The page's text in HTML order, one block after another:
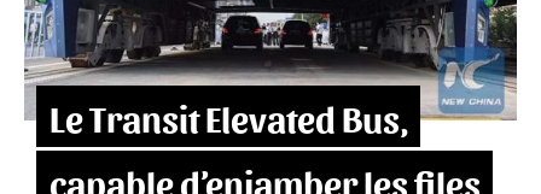
Le Transit Elevated Bus,
capable d’enjamber les files